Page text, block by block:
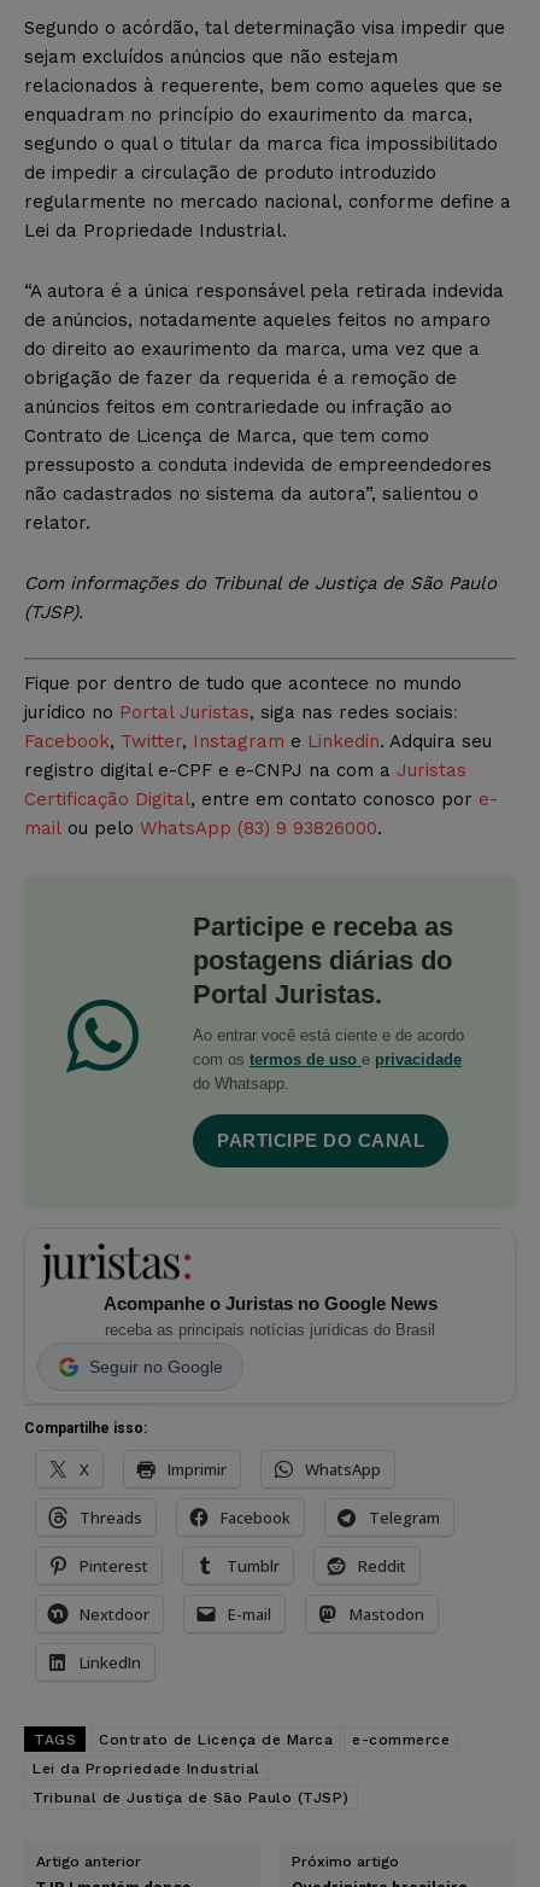
Segundo o acórdão, tal determinação visa impedir que
sejam excluídos anúncios que não estejam
relacionados à requerente, bem como aqueles que se
enquadram no princípio do exaurimento da marca,
segundo o qual o titular da marca fica impossibilitado
de impedir a circulação de produto introduzido
regularmente no mercado nacional, conforme define a
Lei da Propriedade Industrial.
“A autora é a única responsável pela retirada indevida
de anúncios, notadamente aqueles feitos no amparo
do direito ao exaurimento da marca, uma vez que a
obrigação de fazer da requerida é a remoção de
anúncios feitos em contrariedade ou infração ao
Contrato de Licença de Marca, que tem como
pressuposto a conduta indevida de empreendedores
não cadastrados no sistema da autora”, salientou o
relator.
Com informações do Tribunal de Justiça de São Paulo
(TJSP).
Fique por dentro de tudo que acontece no mundo
jurídico no Portal Juristas, siga nas redes sociais:
Facebook, Twitter, Instagram e Linkedin. Adquira seu
registro digital e-CPF e e-CNPJ na com a Juristas
Certificação Digital, entre em contato conosco por e-
mail ou pelo WhatsApp (83) 9 93826000.
Participe e receba as
postagens diárias do
Portal Juristas.
Ao entrar você está ciente e de acordo
com os termos de uso e privacidade
do Whatsapp.
PARTICIPE DO CANAL
Acompanhe o Juristas no Google News
receba as principais notícias jurídicas do Brasil
Seguir no Google
Compartilhe isso:
X Imprimir WhatsApp
Threads Facebook Telegram
Pinterest Tumblr Reddit
Nextdoor E-mail Mastodon
LinkedIn
TAGS Contrato de Licença de Marca
e-commerce
Lei da Propriedade Industrial
Tribunal de Justiça de São Paulo (TJSP)
Artigo anterior Próximo artigo